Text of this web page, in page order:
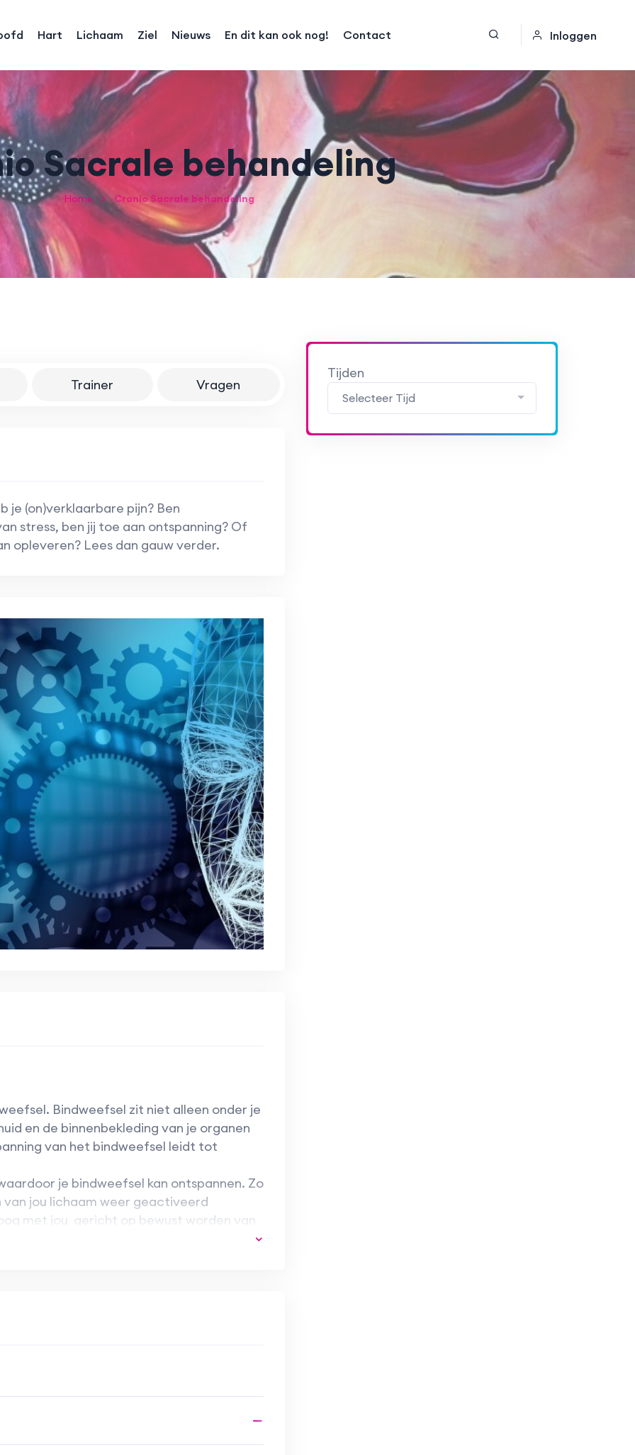
Hart Lichaam Ziel Nieuws En dit kan ook nog! Contact Inloggen
Sacrale behandeling
Home Cranio Sacrale behandeling
Trainer Vragen
je (on)verklaarbare pijn? Ben
stress, ben jij toe aan ontspanning? Of
opleveren? Lees dan gauw verder.
Bindweefsel zit niet alleen onder je
en de binnenbekleding van je organen
van het bindweefsel leidt tot
je bindweefsel kan ontspannen. Zo
jou lichaam weer geactiveerd
met jou gericht op bewust worden van
Door de bewustwording kun je
Tijden
Selecteer Tijd